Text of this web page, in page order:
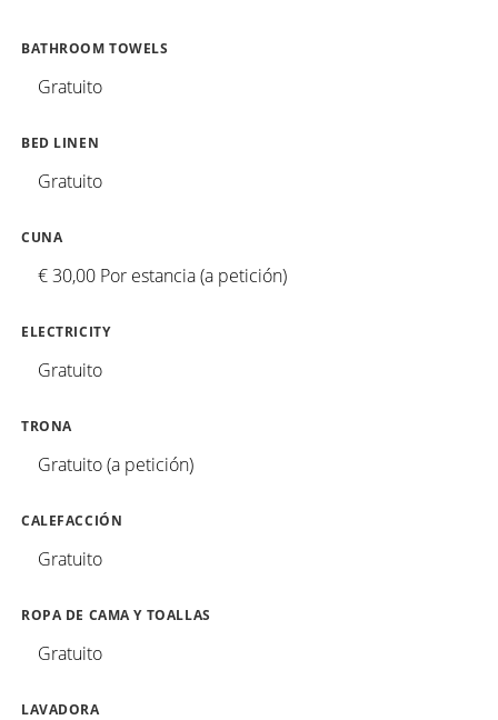
BATHROOM TOWELS
Gratuito
BED LINEN
Gratuito
CUNA
€ 30,00 Por estancia (a petición)
ELECTRICITY
Gratuito
TRONA
Gratuito (a petición)
CALEFACCIÓN
Gratuito
ROPA DE CAMA Y TOALLAS
Gratuito
LAVADORA